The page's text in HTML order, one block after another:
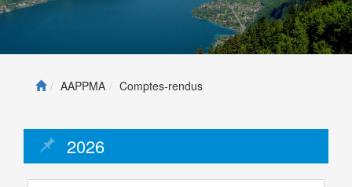
AAPPMA Comptes-rendus
2026